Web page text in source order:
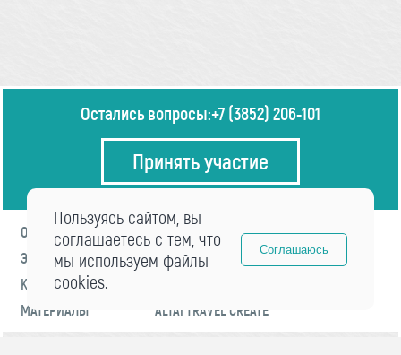
Остались вопросы:+7 (3852) 206-101
Принять участие
О ФОРУМЕ
ПРОГРАММА
ЭКСПЕРТЫ
НОВОСТИ
КОНТАКТЫ
МАТЕРИАЛЫ
ALTAI TRAVEL CREATE
Пользуясь сайтом, вы
соглашаетесь с тем, что
мы используем файлы
cookies.
Соглашаюсь